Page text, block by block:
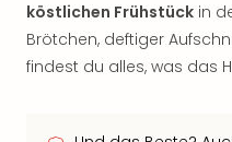
köstlichen Frühstück in
Brötchen, deftiger
findest du alles, was das